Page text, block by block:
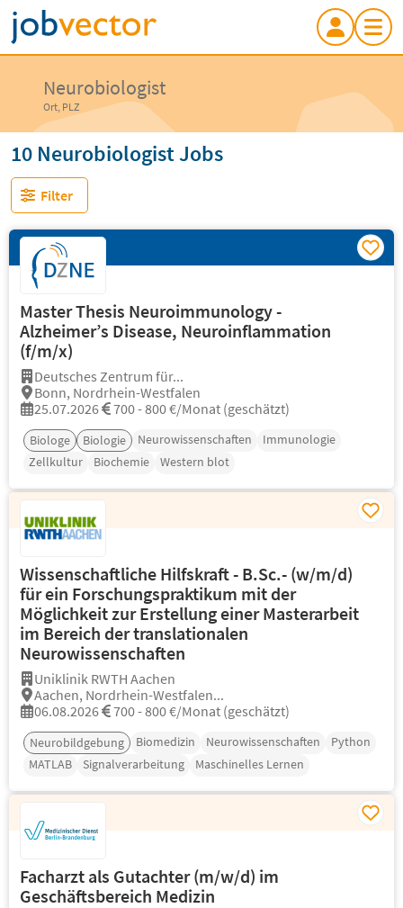
Neurobiologist
Ort, PLZ
10 Neurobiologist Jobs
Filter
Master Thesis Neuroimmunology -
Alzheimer’s Disease, Neuroinflammation
(f/m/x)
Deutsches Zentrum für...
Bonn, Nordrhein-Westfalen
25.07.2026
700 - 800 €/Monat (geschätzt)
Biologe Biologie Neurowissenschaften
Immunologie
Zellkultur
Biochemie Western blot
Wissenschaftliche Hilfskraft - B.Sc.- (w/m/d)
für ein Forschungspraktikum mit der
Möglichkeit zur Erstellung einer Masterarbeit
im Bereich der translationalen
Neurowissenschaften
Uniklinik RWTH Aachen
Aachen, Nordrhein-Westfalen...
06.08.2026
700 - 800 €/Monat (geschätzt)
Neurobildgebung Biomedizin Neurowissenschaften
Python
MATLAB
Signalverarbeitung Maschinelles Lernen
Facharzt als Gutachter (m/w/d) im
Geschäftsbereich Medizin